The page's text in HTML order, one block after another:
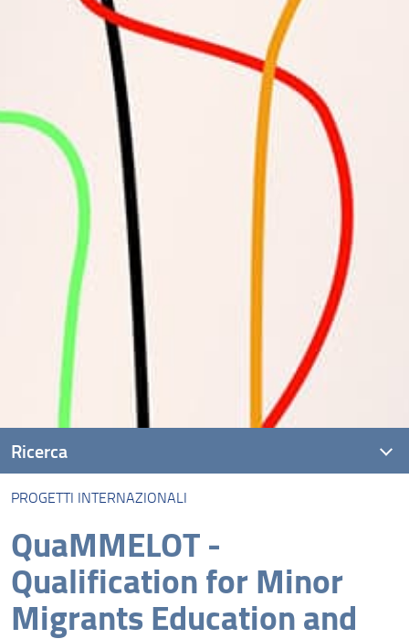
PROGETTI INTERNAZIONALI
QuaMMELOT -
Qualification for Minor
Migrants Education and
Ricerca
Presentazione
Bandi e scadenze
Unità di ricerca
I Laboratori di ricerca del Dipartimento Forlilpsi